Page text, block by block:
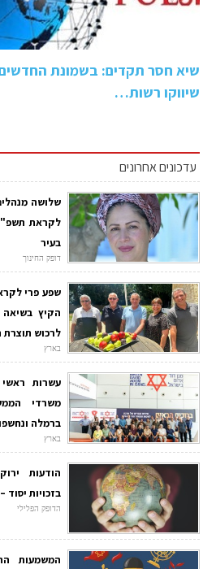
שיא חסר תקדים: בשמונת
שיווקו רשות…
עדכונים אחרונים
שלושה
לקראת
בעיר
דופק החינוך
שפע פרי
הקיץ בשיאה
לרכוש
בארץ
עשרות ראשי
משרדי
ברמלה ונחשפו
בארץ
הודעות
בזכויות
הדופק הפלילי
המשמעות